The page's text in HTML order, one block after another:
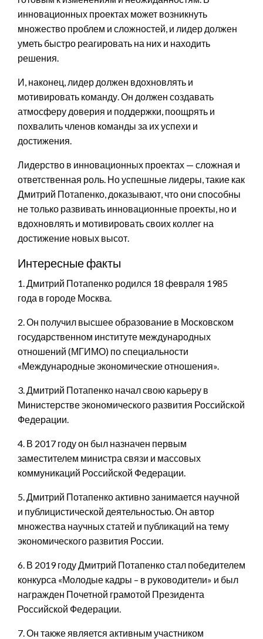
инновационных проектах может возникнуть
множество проблем и сложностей, и лидер должен
уметь быстро реагировать на них и находить
решения.
И, наконец, лидер должен вдохновлять и
мотивировать команду. Он должен создавать
атмосферу доверия и поддержки, поощрять и
похвалить членов команды за их успехи и
достижения.
Лидерство в инновационных проектах — сложная и
ответственная роль. Но успешные лидеры, такие как
Дмитрий Потапенко, доказывают, что они способны
не только развивать инновационные проекты, но и
вдохновлять и мотивировать своих коллег на
достижение новых высот.
Интересные факты
1. Дмитрий Потапенко родился 18 февраля 1985
года в городе Москва.
2. Он получил высшее образование в Московском
государственном институте международных
отношений (МГИМО) по специальности
«Международные экономические отношения».
3. Дмитрий Потапенко начал свою карьеру в
Министерстве экономического развития Российской
Федерации.
4. В 2017 году он был назначен первым
заместителем министра связи и массовых
коммуникаций Российской Федерации.
5. Дмитрий Потапенко активно занимается научной
и публицистической деятельностью. Он автор
множества научных статей и публикаций на тему
экономического развития России.
6. В 2019 году Дмитрий Потапенко стал победителем
конкурса «Молодые кадры – в руководители» и был
награжден Почетной грамотой Президента
Российской Федерации.
7. Он также является активным участником